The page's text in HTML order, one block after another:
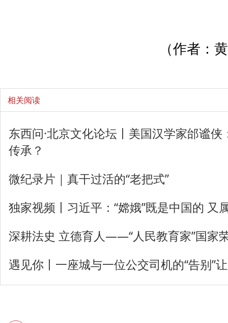
（作者：
相关阅读
东西问·北京文化论坛丨美国汉学家邰谧
传承？
微纪录片｜真干过活的“老把式”
独家视频丨习近平：“嫦娥”既是中国的 又
深耕法史 立德育人——“人民教育家”国家
遇见你丨一座城与一位公交司机的“告别”